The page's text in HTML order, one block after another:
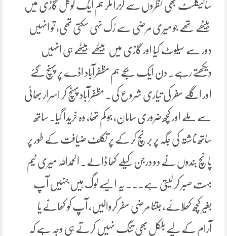
سائیکلسٹ بھی نظروں سے گزرا مگر ہم ایک لوکل گاڑی میں
بیٹھے تھے جو میری مرضی سے رُک نہی سکتی تھی، تو انہیں
دور سے سیلوٹ کیا اور گاڑی میں بیٹھے بیٹھے ہی انہیں
دیکھتے رہے۔ دن ایک بجے ہم مظفرآباد اڈے پر پہنچ گئے
اور اگلے سفر کی تیاری شروع کی۔ مظفرآباد پہنچ کر اسرار بھائی
سے ملے اور کچھ ضروری سامان، جو کم تھا، وہ خریدا گیا. ساتھ
ساتھ ناشتہ کی جگہ پر برنچ کر کے پر تکلف ضیافت کے طور پر
پانچ بندوں نے دو درجن کیلے کھا ڈالے. الحمداللہ میری ٹیم
بہت صبر کر لیتی ہے۔۔۔ یہ ایسے لوگ ہیں جنہیں آپ
بغیر کچھ کھلائے، جتنا مرضی سفر کروالیں، آپ کو کھانے یا
آرام کے لیے بلکل بھی تنگ نہیں کرتے ہی وجہ ہے کہ